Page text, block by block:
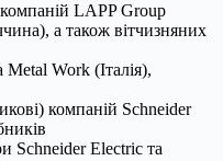
LAPP Group
а також вітчизняних
Work (Італія),
компаній Sсhnеider
Sсhnеider Elеctriс та